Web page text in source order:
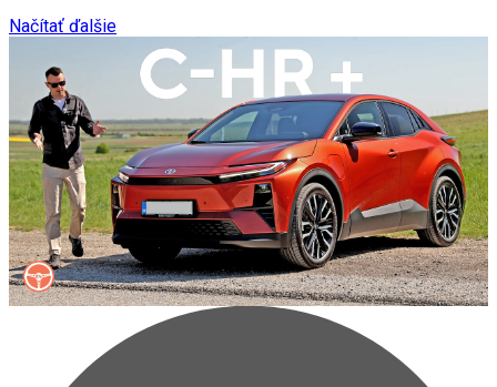
Načítať ďalšie